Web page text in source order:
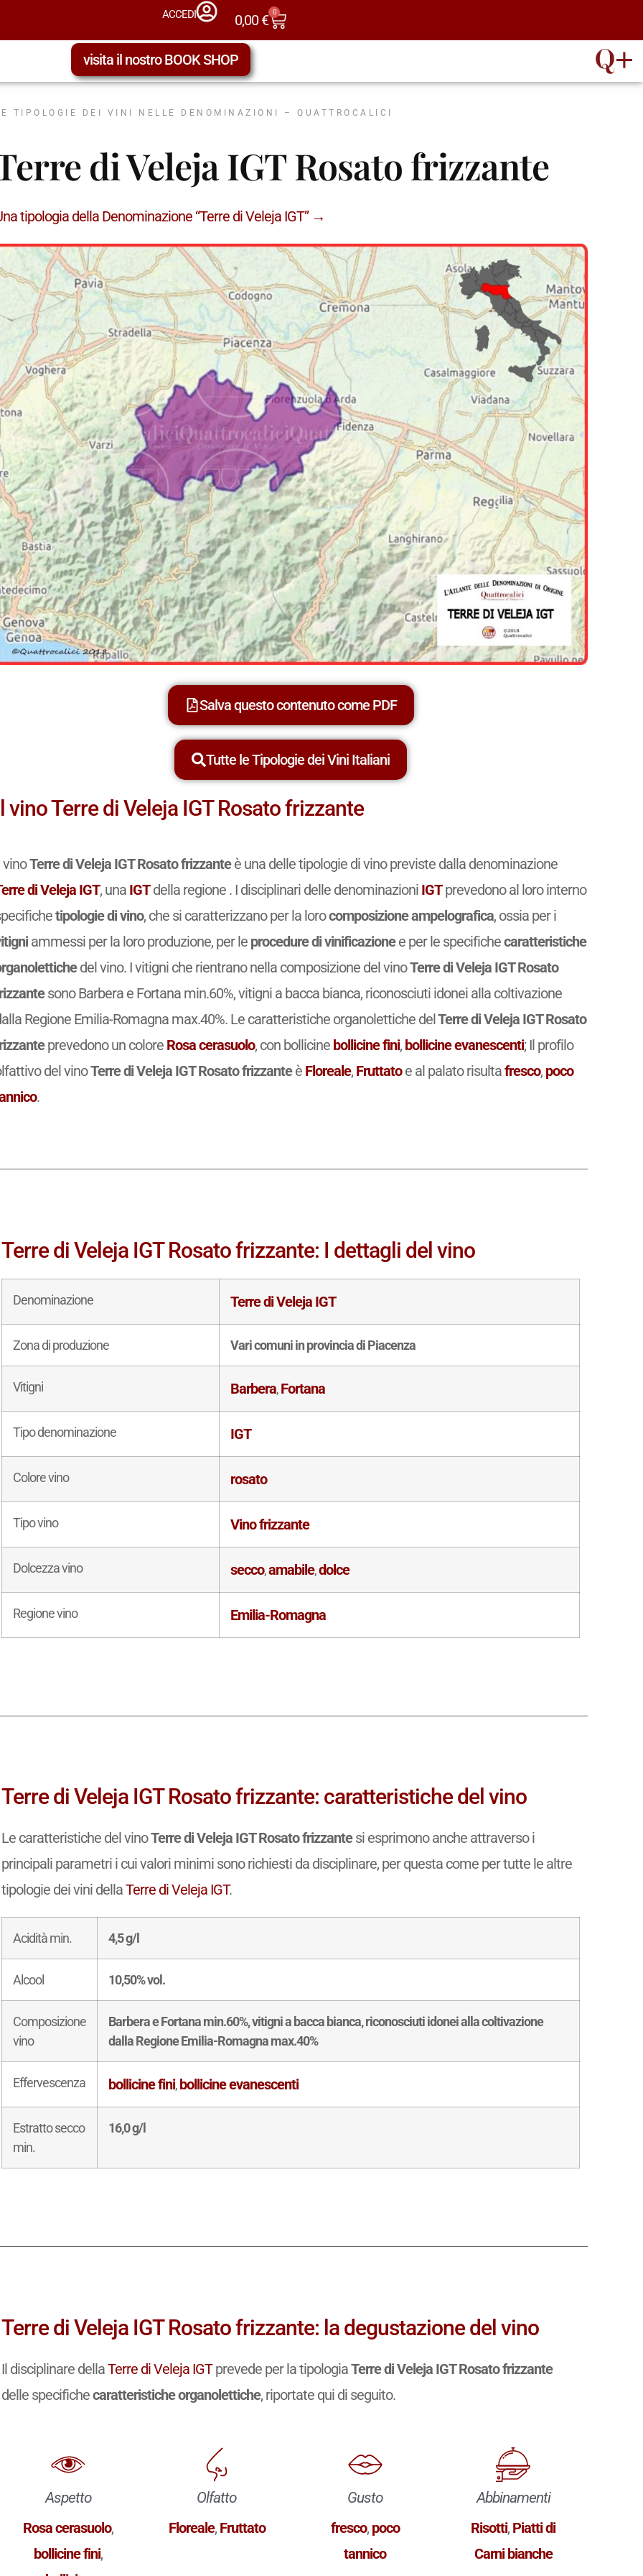
ACCEDI 0,00€ 0
visita il nostro BOOK SHOP
TIPOLOGIE DEI VINI NELLE DENOMINAZIONI – QUATTROCALICI
di Veleja IGT Rosato frizzante
tipologia della Denominazione “Terre di Veleja IGT” →
Salva questo contenuto come PDF
Tutte le Tipologie dei Vini Italiani
vino Terre di Veleja IGT Rosato frizzante
vinoTerre di Veleja IGT Rosato frizzanteè una delle tipologie di vino previste dalla denominazione
di Veleja IGT, una IGTdella regione . I disciplinari delle denominazioni IGTprevedono al loro interno
tipologie di vino, che si caratterizzano per la lorocomposizione ampelografica, ossia per i
ammessi per la loro produzione, per le procedure di vinificazionee per le specifichecaratteristiche
del vino. I vitigni che rientrano nella composizione del vinoTerre di Veleja IGT Rosato
sono Barbera e Fortana min.60%, vitigni a bacca bianca, riconosciuti idonei alla coltivazione
Regione Emilia-Romagna max.40%. Le caratteristiche organolettiche delTerre di Veleja IGT Rosato
prevedono un colore Rosa cerasuolo, con bollicine bollicine fini, bollicine evanescenti; Il profilo
del vinoTerre di Veleja IGT Rosato frizzanteè Floreale, Fruttatoe al palato risultafresco, poco
.
Terre di Veleja IGT Rosato frizzante: I dettagli del vino
Denominazione Terre di Veleja IGT
Zona di produzione Vari comuni in provincia di Piacenza
Vitigni Barbera,Fortana
Tipo denominazione IGT
Colore vino rosato
Tipo vino Vino frizzante
Dolcezza vino secco,amabile,dolce
Regione vino Emilia-Romagna
Terre di Veleja IGT Rosato frizzante: caratteristiche del vino
Le caratteristiche del vinoTerre di Veleja IGT Rosato frizzantesi esprimono anche attraverso i
principali parametri i cui valori minimi sono richiesti da disciplinare, per questa come per tutte le altre
tipologie dei vini dellaTerre di Veleja IGT.
Acidità min. 4,5 g/l
Alcool 10,50% vol.
Composizione
vino
Barbera e Fortana min.60%, vitigni a bacca bianca, riconosciuti idonei alla coltivazione
dalla Regione Emilia-Romagna max.40%
Effervescenza bollicine fini,bollicine evanescenti
Estratto secco
min.
16,0 g/l
Terre di Veleja IGT Rosato frizzante: la degustazione del vino
Il disciplinare dellaTerre di Veleja IGTprevede per la tipologiaTerre di Veleja IGT Rosato frizzante
delle specifichecaratteristiche organolettiche, riportate qui di seguito.
Aspetto
Rosa cerasuolo,
bollicine fini,
Olfatto
Floreale, Fruttato
Gusto
fresco, poco
tannico
Abbinamenti
Risotti, Piatti di
Carni bianche